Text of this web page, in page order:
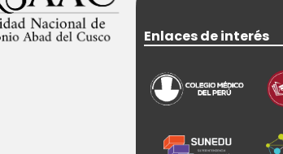
Enlaces de interés